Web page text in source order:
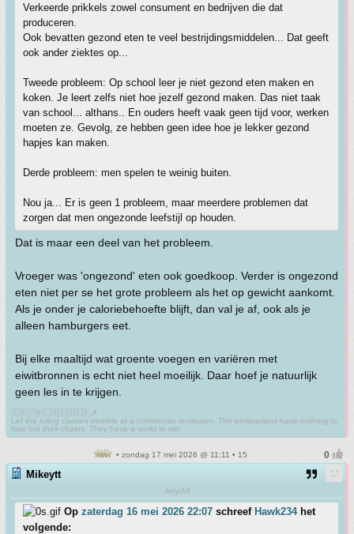
Verkeerde prikkels zowel consument en bedrijven die dat
produceren.
Ook bevatten gezond eten te veel bestrijdingsmiddelen... Dat geeft
ook ander ziektes op...
Tweede probleem: Op school leer je niet gezond eten maken en
koken. Je leert zelfs niet hoe jezelf gezond maken. Das niet taak
van school... althans.. En ouders heeft vaak geen tijd voor, werken
moeten ze. Gevolg, ze hebben geen idee hoe je lekker gezond
hapjes kan maken.
Derde probleem: men spelen te weinig buiten.
Nou ja... Er is geen 1 probleem, maar meerdere problemen dat
zorgen dat men ongezonde leefstijl op houden.
Dat is maar een deel van het probleem.
Vroeger was 'ongezond' eten ook goedkoop. Verder is ongezond
eten niet per se het grote probleem als het op gewicht aankomt.
Als je onder je caloriebehoefte blijft, dan val je af, ook als je
alleen hamburgers eet.
Bij elke maaltijd wat groente voegen en variëren met
eiwitbronnen is echt niet heel moeilijk. Daar hoef je natuurlijk
geen les in te krijgen.
🇨🇳🇻🇳🇱🇦🇨🇺🇰🇵☭
Let the ruling classes tremble at a communist revolution. The proletarians have nothing to
lose but their chains. They have a world to win.
• zondag 17 mei 2026 @ 11:11 • 15
Mikeytt
Any/All
Op zaterdag 16 mei 2026 22:07 schreef Hawk234het
volgende: